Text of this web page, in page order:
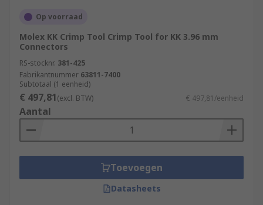
Op voorraad
Molex KK Crimp Tool Crimp Tool for KK 3.96 mm
Connectors
RS-stocknr. 381-425
Fabrikantnummer 63811-7400
Subtotaal (1 eenheid)
€ 497,81(excl. BTW) € 497,81/eenheid
Aantal
Toevoegen
Datasheets